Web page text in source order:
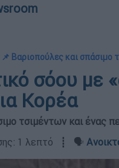
📌 Βαριοπούλες και σπάσιμο
σόου με
Κορέα
τσιμέντων και ένας
1 λεπτό ┋ 🗣️